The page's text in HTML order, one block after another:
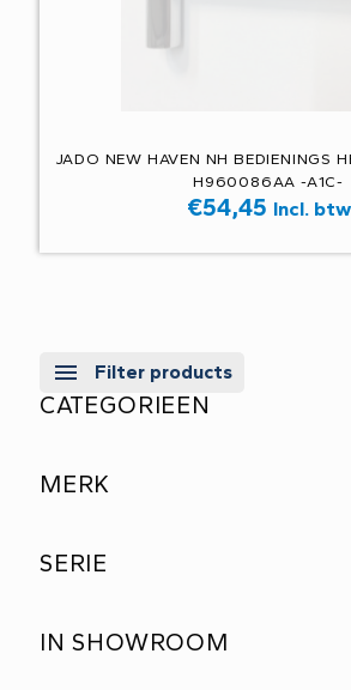
JADO NEW HAVEN NH BEDIENINGS
H960086AA -A1C-
€54,45 Incl. btw
Filter products
CATEGORIEEN
MERK
SERIE
IN SHOWROOM